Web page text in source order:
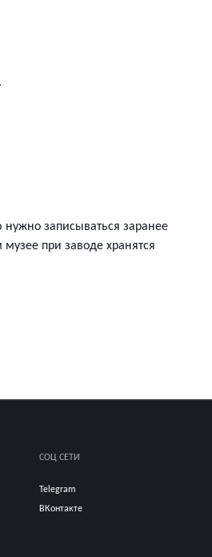
записываться заранее
при заводе хранятся
СОЦ СЕТИ
Telegram
ВКонтакте